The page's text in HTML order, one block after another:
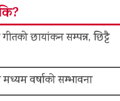
छायांकन सम्पन्न, छिट्टै
वर्षाको सम्भावना